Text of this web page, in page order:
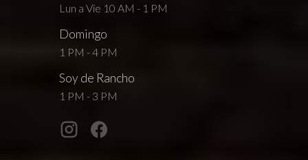
Lun a Vie 10 AM - 1 PM
Domingo
1 PM - 4 PM
Soy de Rancho
1 PM - 3 PM